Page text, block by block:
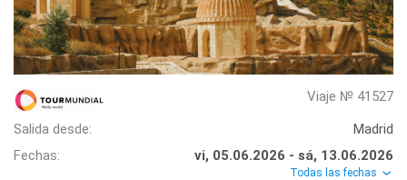
Viaje № 41527
Salida desde:
Madrid
Fechas:
vi, 05.06.2026 - sá, 13.06.2026
Todas las fechas